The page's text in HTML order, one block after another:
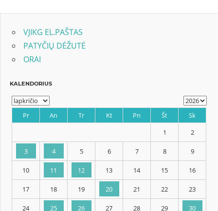
VJIKG EL.PAŠTAS
PATYČIŲ DĖŽUTĖ
ORAI